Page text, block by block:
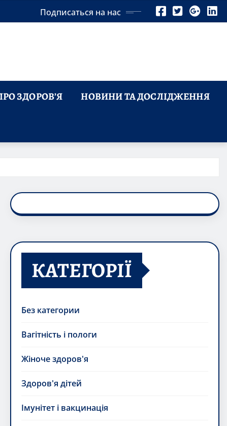
Подписаться на нас
ЗДОРОВ’Я НОВИНИ ТА ДОСЛІДЖЕННЯ
КАТЕГОРІЇ
Без категории
Вагітність і пологи
Жіноче здоров'я
Здоров'я дітей
Імунітет і вакцинація